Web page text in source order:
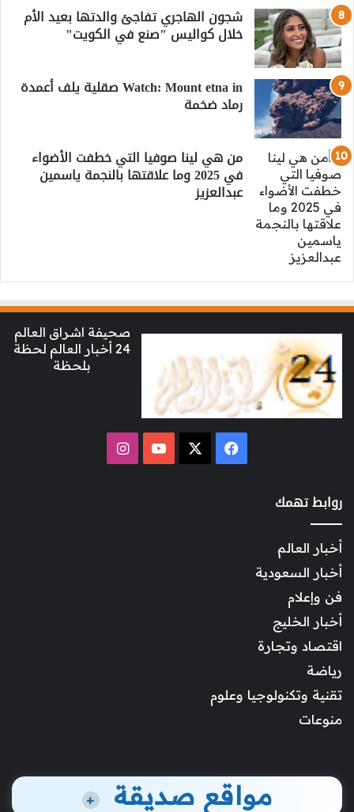
شجون الهاجري تفاجئ والدتها بعيد الأم
خلال كواليس "صنع في الكويت"
Watch: Mount etna in صقلية يلف أعمدة
رماد ضخمة
من هي لينا صوفيا التي خطفت الأضواء
في 2025 وما علاقتها بالنجمة ياسمين
عبدالعزيز
صحيفة اشراق العالم
24 أخبار العالم لحظة
بلحظة
فيسبوك ‫YouTubeانستقرام
روابط تهمك
أخبار العالم
أخبار السعودية
فن وإعلام
أخبار الخليج
اقتصاد وتجارة
رياضة
تقنية وتكنولوجيا وعلوم
منوعات
مواقع صديقة +